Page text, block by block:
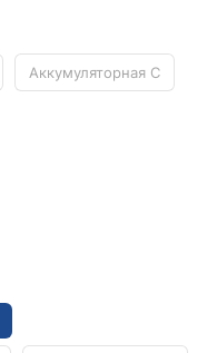
Аккумуляторная C